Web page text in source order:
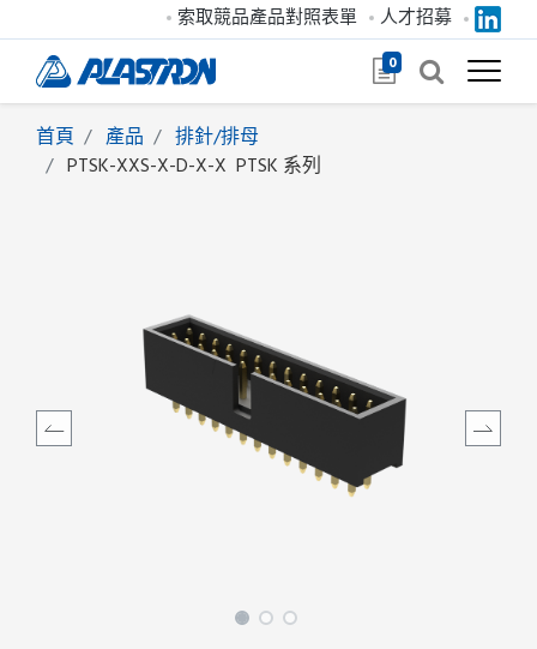
0
索取競品產品對照表單 人才招募
首頁 產品
排針/排母
PTSK-XXS-X-D-X-X PTSK 系列